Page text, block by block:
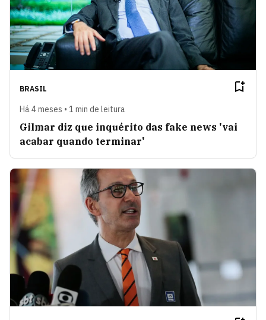
BRASIL
Há 4 meses • 1 min de leitura
Gilmar diz que inquérito das fake news 'vai
acabar quando terminar'